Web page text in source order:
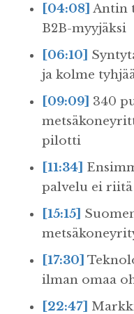
[04:08] Antin
B2B-myyjäksi
[06:10]
ja kolme
[09:09] 340
pilotti
[11:34]
palvelu ei riitä
[15:15]
[17:30]
ilman omaa
[22:47]